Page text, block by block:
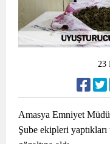
23
Amasya Emniyet
Şube ekipleri